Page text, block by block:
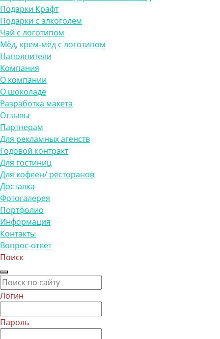
Подарки Крафт
Подарки с алкоголем
Чай с логотипом
Мёд, крем-мёд с логотипом
Наполнители
Компания
О компании
О шоколаде
Разработка макета
Отзывы
Партнерам
Для рекламных агенств
Годовой контракт
Для гостиниц
Для кофеен/ ресторанов
Доставка
Фотогалерея
Портфолио
Информация
Контакты
Вопрос-ответ
Поиск
Логин
Пароль